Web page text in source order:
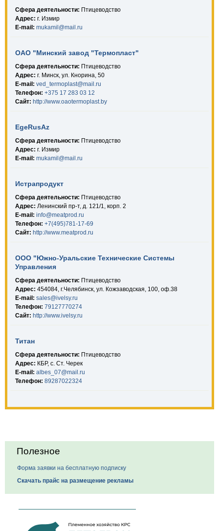
Сфера деятельности: Птицеводство
Адрес: г. Измир
E-mail: mukamil@mail.ru
ОАО "Минский завод "Термопласт"
Сфера деятельности: Птицеводство
Адрес: г. Минск, ул. Кнорина, 50
E-mail: ved_termoplast@mail.ru
Телефон: +375 17 283 03 12
Сайт: http://www.oaotermoplast.by
EgeRusAz
Сфера деятельности: Птицеводство
Адрес: г. Измир
E-mail: mukamil@mail.ru
Истрапродукт
Сфера деятельности: Птицеводство
Адрес: Ленинский пр-т, д. 121/1, корп. 2
E-mail: info@meatprod.ru
Телефон: +7(495)781-17-69
Сайт: http://www.meatprod.ru
ООО "Южно-Уральские Технические Системы
Управления
Сфера деятельности: Птицеводство
Адрес: 454084, г.Челябинск, ул. Кожзаводская, 100, оф.38
E-mail: sales@ivelsy.ru
Телефон: 79127770274
Сайт: http://www.ivelsy.ru
Титан
Сфера деятельности: Птицеводство
Адрес: КБР, с. Ст. Черек
E-mail: albes_07@mail.ru
Телефон: 89287022324
Полезное
Форма заявки на бесплатную подписку
Скачать прайс на размещение рекламы